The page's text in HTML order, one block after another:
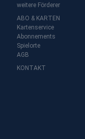
weitere Förderer
ABO & KARTEN
Kartenservice
Abonnements
Spielorte
AGB
KONTAKT